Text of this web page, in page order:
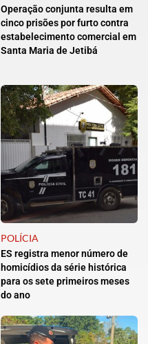
Operação conjunta resulta em
cinco prisões por furto contra
estabelecimento comercial em
Santa Maria de Jetibá
POLÍCIA
ES registra menor número de
homicídios da série histórica
para os sete primeiros meses
do ano